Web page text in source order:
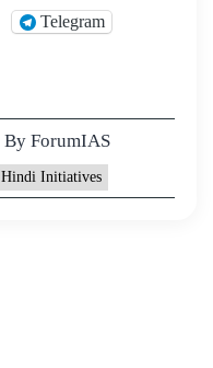
Telegram
By ForumIAS
Hindi Initiatives